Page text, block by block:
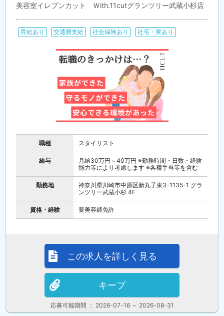
美容室イレブンカット Ｗith.11cutグランツリー武蔵小杉店
昇給あり 交通費支給 社会保険あり 社宅・寮あり
職種 スタイリスト
給与
月給30万円～40万円 ※勤務時間・日数・経験
能力等により考慮します ※各種手当等を含む
勤務地
神奈川県川崎市中原区新丸子東3-1135-1 グラ
ンツリー武蔵小杉 4F
資格・経験 要美容師免許
応募可能期間 ： 2026-07-16 ～ 2026-08-31
この求人を詳しく見る
キープ